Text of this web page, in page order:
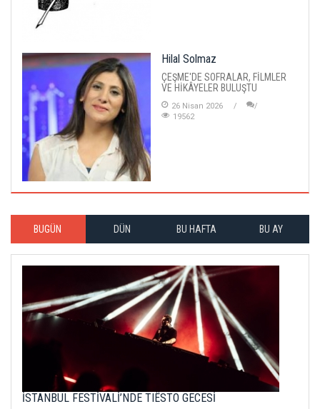
Hilal Solmaz
ÇEŞME'DE SOFRALAR, FİLMLER
VE HİKÂYELER BULUŞTU
26 Nisan 2026
19562
BUGÜN DÜN BU HAFTA BU AY
İSTANBUL FESTİVALİ’NDE TIËSTO GECESİ